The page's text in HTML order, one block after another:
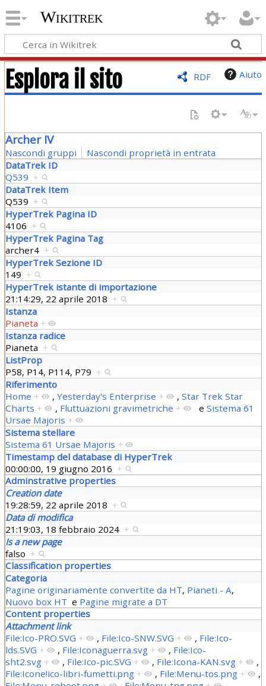
Wikitrek
RDF Aiuto
Esplora il sito
Archer IV
Nascondi gruppi
Nascondi proprietà in entrata
DataTrek ID
Q539 +
DataTrek Item
Q539 +
HyperTrek Pagina ID
4106 +
HyperTrek Pagina Tag
archer4 +
HyperTrek Sezione ID
149 +
HyperTrek istante di importazione
21:14:29, 22 aprile 2018 +
Istanza
Pianeta +
Istanza radice
Pianeta +
ListProp
P58, P14, P114, P79 +
Riferimento
Home + , Yesterday's Enterprise + , Star Trek Star
Charts + , Fluttuazioni gravimetriche + e Sistema 61
Ursae Majoris +
Sistema stellare
Sistema 61 Ursae Majoris +
Timestamp del database di HyperTrek
00:00:00, 19 giugno 2016 +
Adminstrative properties
Creation date
19:28:59, 22 aprile 2018 +
Data di modifica
21:19:03, 18 febbraio 2024 +
Is a new page
falso +
Classification properties
Categoria
Pagine originariamente convertite da HT, Pianeti - A,
Nuovo box HT e Pagine migrate a DT
Content properties
Attachment link
File:Ico-PRO.SVG + , File:Ico-SNW.SVG + , File:Ico-
lds.SVG + , File:Iconaguerra.svg + , File:Ico-
sht2.svg + , File:Ico-pic.SVG + , File:Icona-KAN.svg +
,
File:Icone!ico-libri-fumetti.png + , File:Menu-tos.png +
,